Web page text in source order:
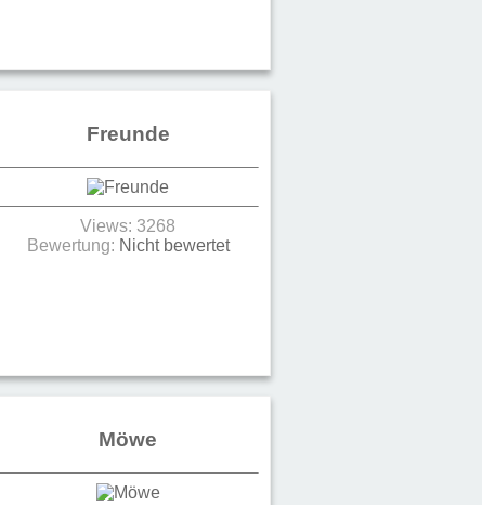
Freunde
Views: 3268
Bewertung: Nicht bewertet
Möwe